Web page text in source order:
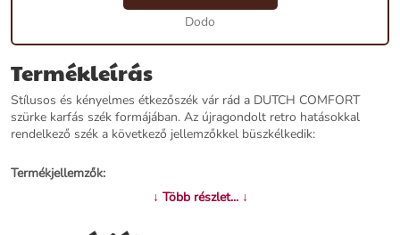
Dodo
Termékleírás
Stílusos és kényelmes étkezőszék vár rád a DUTCH COMFORT
szürke karfás szék formájában. Az újragondolt retro hatásokkal
rendelkező szék a következő jellemzőkkel büszkélkedik:
Termékjellemzők:
↓ Több részlet... ↓